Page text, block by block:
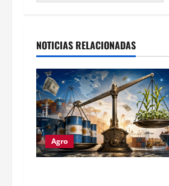
NOTICIAS RELACIONADAS
Agro